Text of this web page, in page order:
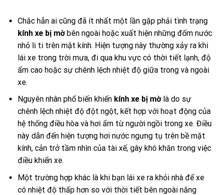
Chắc hẳn ai cũng đã ít nhất một lần gặp phải tình trạng
kính xe bị mờbên ngoài hoặc xuất hiện những đốm nước
nhỏ li ti trên mặt kính. Hiện tượng này thường xảy ra khi
lái xe trong trời mưa, đi qua khu vực có thời tiết lạnh, độ
ẩm cao hoặc sự chênh lệch nhiệt độ giữa trong và ngoài
xe.
Nguyên nhân phổ biến khiến kính xe bị mờlà do sự
chênh lệch nhiệt độ đột ngột, kết hợp với hoạt động của
hệ thống điều hòa và hơi ấm từ người ngồi trong xe. Điều
này dẫn đến hiện tượng hơi nước ngưng tụ trên bề mặt
kính, cản trở tầm nhìn của tài xế, gây khó khăn trong việc
điều khiển xe.
Một trường hợp khác là khi bạn lái xe ra khỏi nhà để xe
có nhiệt độ thấp hơn so với thời tiết bên ngoài nắng